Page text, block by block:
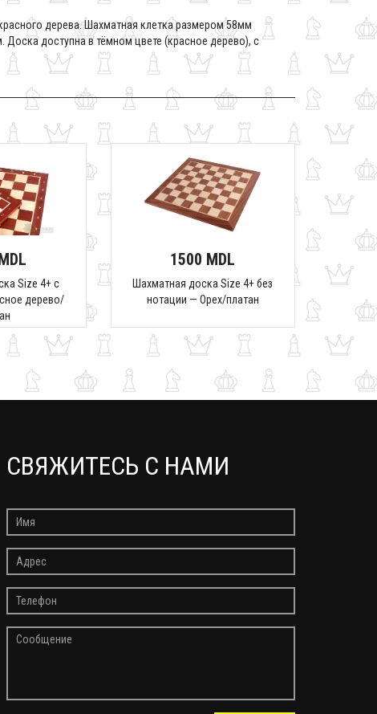
дерева. Шахматная клетка размером 58мм
доступна в тёмном цвете (красное дерево), с
Size 4+ с
дерево/
1500 MDL
Шахматная доска Size 4+ без
нотации — Орех/платан
СВЯЖИТЕСЬ С НАМИ